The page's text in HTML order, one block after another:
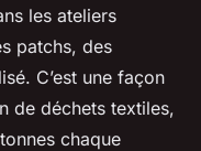
les ateliers
patchs, des
C’est une façon
de déchets textiles,
chaque